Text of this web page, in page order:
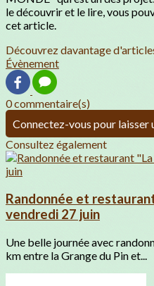
le découvrir et le lire, vous
cet article.
Découvrez davantage
Évènement
0 commentaire(s)
Connectez-vous pour laisser
Consultez également
Randonnée et
vendredi 27 juin
Une belle journée avec
km entre la Grange du Pin et...